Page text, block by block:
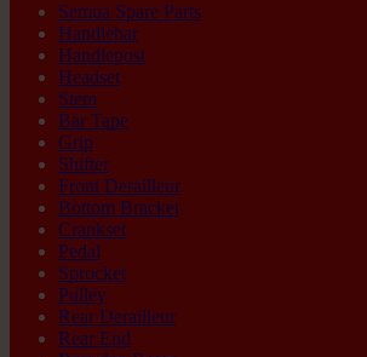
Semua Spare Parts
Handlebar
Handlepost
Headset
Stem
Bar Tape
Grip
Shifter
Front Derailleur
Bottom Bracket
Crankset
Pedal
Sprocket
Pulley
Rear Derailleur
Rear End